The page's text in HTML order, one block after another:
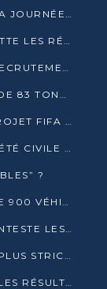
HENRI DJOMBO À L’HONNEUR POUR LA JOURNÉE MONDIALE DU THÉÂTRE
PRÉSIDENTIELLE : DESTIN GAVET REJETTE LES RÉSULTATS ET APPELLE À UN DIALOGUE NATIONAL
ENSEIGNEMENT : L’ENFICE LANCE LE RECRUTEMENT DE SA PREMIÈRE PROMOTION DE PROFESSEURS DES ÉCOLES
AGL MET SUR RAIL UNE LOCOMOTIVE DE 83 TONNES À POINTE-NOIRE
FOOTBALL : LE CONGO OBTIENT LE PROJET FIFA ARENA POUR SES 15 DÉPARTEMENTS
GOUVERNANCE FORESTIÈRE : LA SOCIÉTÉ CIVILE CONGOLAISE AFFICHE SES PRIORITÉS POUR 2026
?
CONGO TERMINAL DÉCHARGE PLUS DE 900 VÉHICULES EN QUELQUES HEURES
PRÉSIDENTIELLE : DAVE MAFOULA CONTESTE LES RÉSULTATS PROVISOIRES
LA DGSP ANNONCE UNE RÉPRESSION PLUS STRICTE CONTRE LES MOTO-TAXIS
PRÉSIDENTIELLE : LA CNEI TRANSMET LES RÉSULTATS PROVISOIRES À LA COUR CONSTITUTIONNELLE